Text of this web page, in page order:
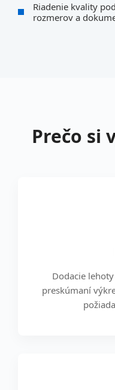
Riadenie kvality
rozmerov a
Prečo si
Dodacie
preskúmaní